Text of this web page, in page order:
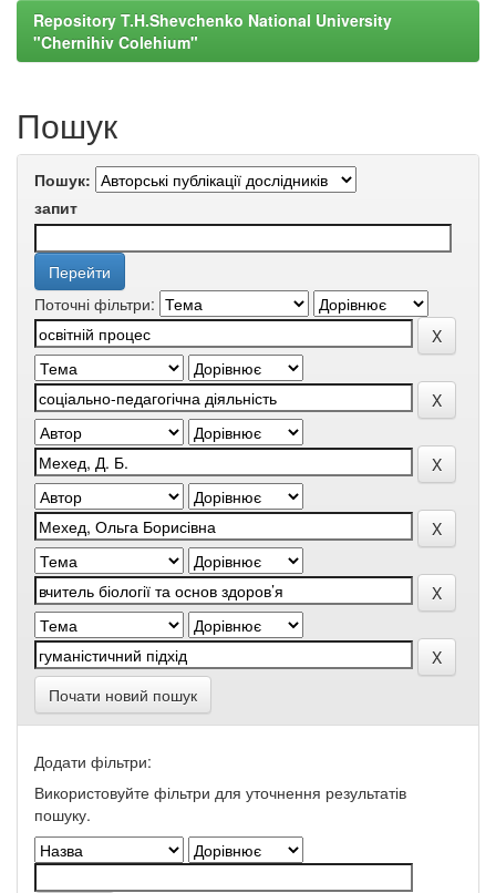
Repository T.H.Shevchenko National University
"Chernihiv Colehium"
Пошук
Пошук:
запит
Поточні фільтри:
Почати новий пошук
Додати фільтри:
Використовуйте фільтри для уточнення результатів
пошуку.